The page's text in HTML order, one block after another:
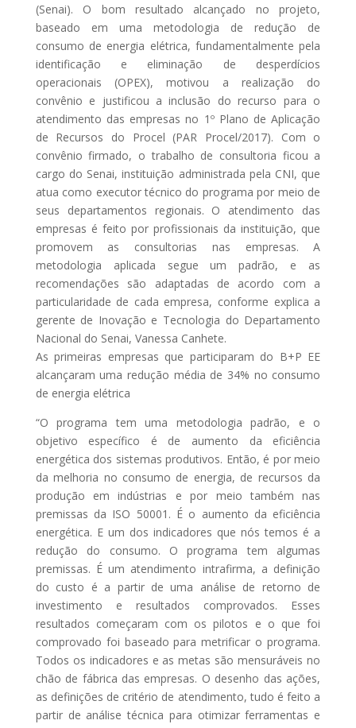
(Senai). O bom resultado alcançado no projeto,
baseado em uma metodologia de redução de
consumo de energia elétrica, fundamentalmente pela
identificação e eliminação de desperdícios
operacionais (OPEX), motivou a realização do
convênio e justificou a inclusão do recurso para o
atendimento das empresas no 1º Plano de Aplicação
de Recursos do Procel (PAR Procel/2017). Com o
convênio firmado, o trabalho de consultoria ficou a
cargo do Senai, instituição administrada pela CNI, que
atua como executor técnico do programa por meio de
seus departamentos regionais. O atendimento das
empresas é feito por profissionais da instituição, que
promovem as consultorias nas empresas. A
metodologia aplicada segue um padrão, e as
recomendações são adaptadas de acordo com a
particularidade de cada empresa, conforme explica a
gerente de Inovação e Tecnologia do Departamento
Nacional do Senai, Vanessa Canhete.
As primeiras empresas que participaram do B+P EE
alcançaram uma redução média de 34% no consumo
de energia elétrica
“O programa tem uma metodologia padrão, e o
objetivo específico é de aumento da eficiência
energética dos sistemas produtivos. Então, é por meio
da melhoria no consumo de energia, de recursos da
produção em indústrias e por meio também nas
premissas da ISO 50001. É o aumento da eficiência
energética. E um dos indicadores que nós temos é a
redução do consumo. O programa tem algumas
premissas. É um atendimento intrafirma, a definição
do custo é a partir de uma análise de retorno de
investimento e resultados comprovados. Esses
resultados começaram com os pilotos e o que foi
comprovado foi baseado para metrificar o programa.
Todos os indicadores e as metas são mensuráveis no
chão de fábrica das empresas. O desenho das ações,
as definições de critério de atendimento, tudo é feito a
partir de análise técnica para otimizar ferramentas e